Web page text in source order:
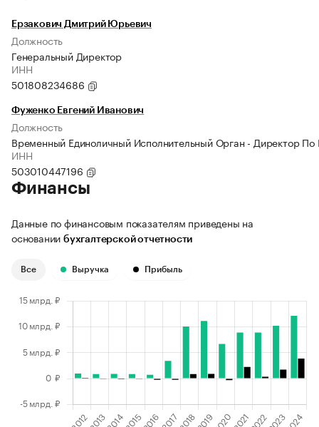
Ерзакович Дмитрий Юрьевич
Должность
Генеральный Директор
ИНН
501808234686
Фуженко Евгений Иванович
Должность
Временный Единоличный Исполнительный Орган - Директор
ИНН
503010447196
Финансы
Данные по финансовым показателям приведены на
основании бухгалтерской отчетности
Все Выручка Прибыль